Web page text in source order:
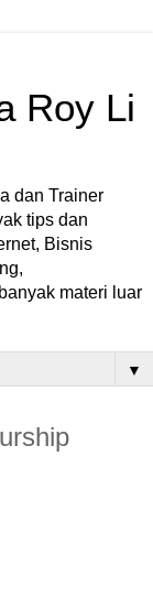
Roy Li
dan Trainer
tips dan
Bisnis
materi luar
▼